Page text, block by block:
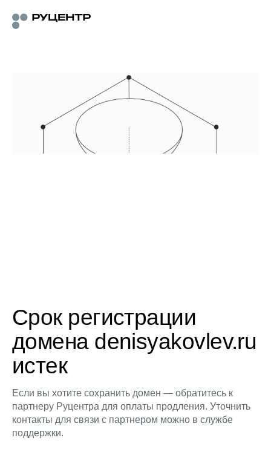
Срок регистрации
домена denisyakovlev.ru
истек
Если вы хотите сохранить домен — обратитесь к
партнеру Руцентра для оплаты продления. Уточнить
контакты для связи с партнером можно в службе
поддержки.